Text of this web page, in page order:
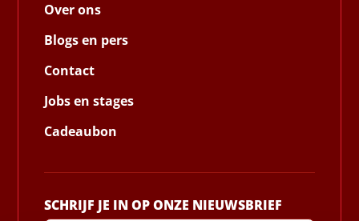
Over ons
Blogs en pers
Contact
Jobs en stages
Cadeaubon
SCHRIJF JE IN OP ONZE NIEUWSBRIEF